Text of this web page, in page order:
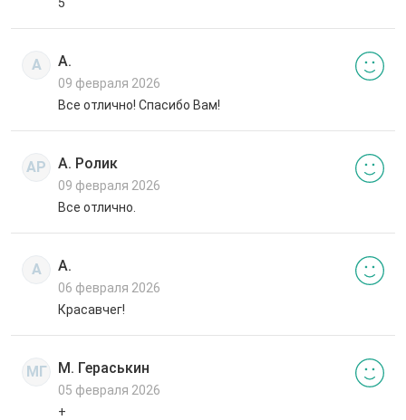
А А.
09 февраля 2026
Все отлично! Спасибо Вам!
АР А. Ролик
09 февраля 2026
Все отлично.
А А.
06 февраля 2026
Красавчег!
МГ М. Гераськин
05 февраля 2026
+